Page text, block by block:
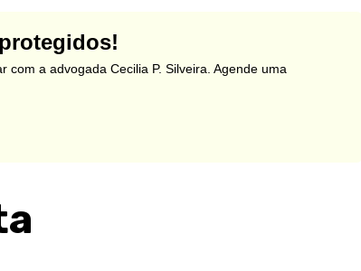
a advogada Cecilia P. Silveira. Agende uma